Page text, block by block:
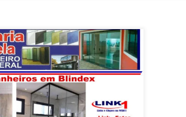
, Box para Banheiro , Portas e
em Luziânia / GO Fechamento de
em Blindex , Prateleiras e Vitrines
Lago Sul / DF Fechamento de
e Janelas , Box para Banheiro em